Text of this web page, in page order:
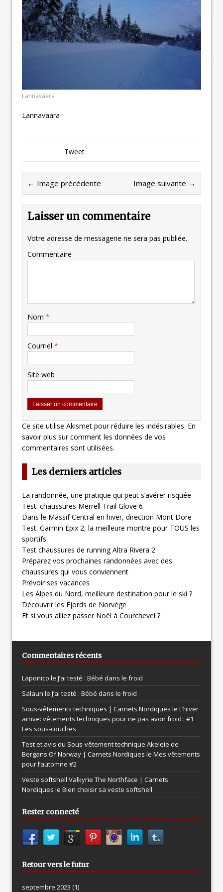
Lannavaara
Lannavaara
Tweet
← Image précédente Image suivante →
Laisser un commentaire
Votre adresse de messagerie ne sera pas publiée.
Commentaire
Nom *
Courriel *
Site web
Ce site utilise Akismet pour réduire les indésirables. En
savoir plus sur comment les données de vos
commentaires sont utilisées.
Les derniers articles
La randonnée, une pratique qui peut s’avérer risquée
Test: chaussures Merrell Trail Glove 6
Dans le Massif Central en hiver, direction Mont Dore
Test: Garmin Epix 2, la meilleure montre pour TOUS les
sportifs
Test chaussures de running Altra Rivera 2
Préparez vos prochaines randonnées avec des
chaussures qui vous conviennent
Prévoir ses vacances
Les Alpes du Nord, meilleure destination pour le ski ?
Découvrir les Fjords de Norvège
Et si vous alliez passer Noël à Courchevel ?
Commentaires récents
Laponico le J’ai testé : Bébé dans le froid
Salaun le J’ai testé : Bébé dans le froid
Sous-vêtements techniques | Carnets Nordiques le L’hiver
arrive: vêtements techniques pour ne pas avoir froid : #1
Les sous-couches
Test et avis du Sous-vêtement technique Akeleie de
Bergans Of Norway | Carnets Nordiques le Mes vêtements
pour l’automne #2
Veste softshell Valkyrie The Northface | Carnets
Nordiques le Bien choisir sa veste softshell
Rester connecté
Retour vers le futur
septembre 2023 (1)